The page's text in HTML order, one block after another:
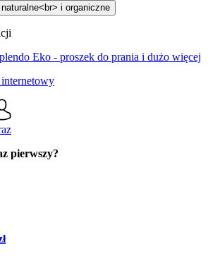
Eko - proszek do prania i dużo więcej
pierwszy?